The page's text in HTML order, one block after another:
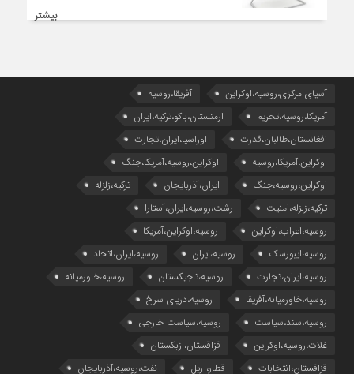
بیشتر
آسیای مرکزی،روسیه،اوکراین
آفریقا،روسیه
آمریکا،روسیه،تحریم
ارمنستان،باکو،ترکیه،ایران
افغانستان،طالبان،قدرت
اوراسیا،ایران،تجارت
اوکراین،آمریکا،روسیه
اوکراین،روسیه،آمریکا،جنگ
اوکراین،روسیه،جنگ
ایران،آذربایجان
ترکیه،زلزله
ترکیه،زلزله،امنیت
رشت،روسیه،ایران،آستارا
روسیه،اعراب،اوکراین
روسیه،اوکراین،آمریکا
روسیه،ایبورسک
روسیه،ایران
روسیه،ایران،اتحاد
روسیه،ایران،تجارت
روسیه،تاجیکستان
روسیه،خاورمیانه
روسیه،خاورمیانه،آفریقا
روسیه،دریای سرخ
روسیه،سند،سیاست
روسیه،سیاست خارجی
غلات،روسیه،اوکراین
قزاقستان،ازبکستان
قزاقستان،انتخابات
قطار، ریل نفت،روسیه،آذربایجان